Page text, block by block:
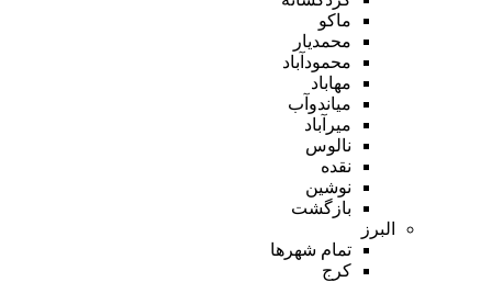
ماکو
محمدیار
محمودآباد
مهاباد
میاندوآب
میرآباد
نالوس
نقده
نوشین
بازگشت
البرز
تمام شهر‌ها
کرج